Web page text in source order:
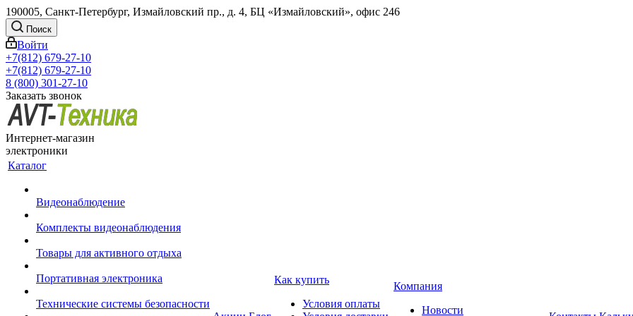
190005, Санкт-Петербург, Измайловский пр., д. 4, БЦ «Измайловский», офис 246
Поиск
Войти
+7(812) 679-27-10
+7(812) 679-27-10
8 (800) 301-27-10
Заказать звонок
Интернет-магазин
электроники
Каталог
Видеонаблюдение
Комплекты видеонаблюдения
Товары для активного отдыха
Портативная электроника
Технические системы безопасности
Как купить
Условия оплаты
Компания
Новости